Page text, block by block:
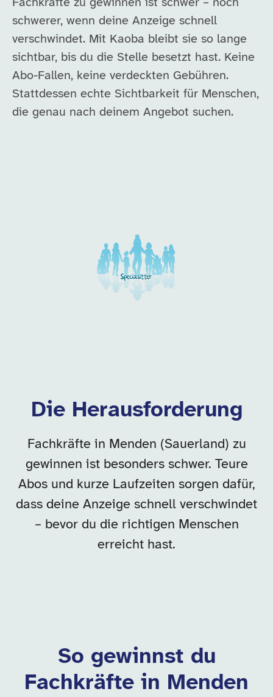
Fachkräfte zu gewinnen ist schwer – noch
schwerer, wenn deine Anzeige schnell
verschwindet. Mit Kaoba bleibt sie so lange
sichtbar, bis du die Stelle besetzt hast. Keine
Abo-Fallen, keine verdeckten Gebühren.
Stattdessen echte Sichtbarkeit für Menschen,
die genau nach deinem Angebot suchen.
Unsere Arbeitgeber in
Die Herausforderung
Fachkräfte in Menden (Sauerland) zu
gewinnen ist besonders schwer. Teure
Abos und kurze Laufzeiten sorgen dafür,
dass deine Anzeige schnell verschwindet
– bevor du die richtigen Menschen
erreicht hast.
So gewinnst du
Fachkräfte in Menden